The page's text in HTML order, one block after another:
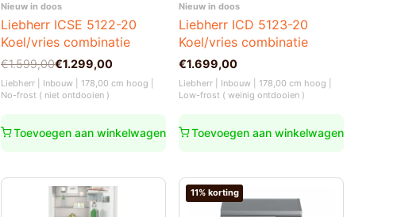
Nieuw in doos
Liebherr ICSE 5122-20
Koel/vries combinatie
€1.599,00
Oorspronkelijke
prijs
was:
€1.299,00
Huidige
prijs
is:
Liebherr | Inbouw | 178,00 cm hoog |
No-frost ( niet ontdooien )
Toevoegen aan winkelwagen
Nieuw in doos
Liebherr ICD 5123-20
Koel/vries combinatie
€1.699,00
Liebherr | Inbouw | 178,00 cm hoog |
Low-frost ( weinig ontdooien )
Toevoegen aan winkelwagen
11% korting